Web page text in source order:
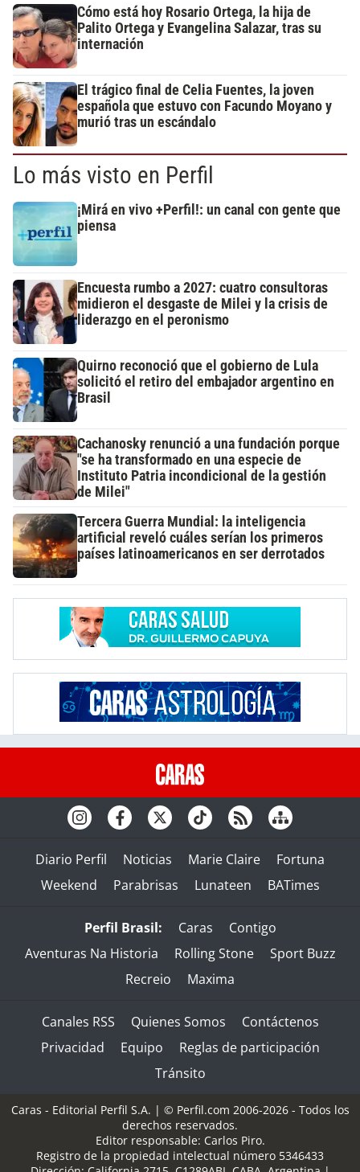
Cómo está hoy Rosario Ortega, la hija de
Palito Ortega y Evangelina Salazar, tras su
internación
El trágico final de Celia Fuentes, la joven
española que estuvo con Facundo Moyano y
murió tras un escándalo
Lo más visto en Perfil
¡Mirá en vivo +Perfil!: un canal con gente que
piensa
Encuesta rumbo a 2027: cuatro consultoras
midieron el desgaste de Milei y la crisis de
liderazgo en el peronismo
Quirno reconoció que el gobierno de Lula
solicitó el retiro del embajador argentino en
Brasil
Cachanosky renunció a una fundación porque
"se ha transformado en una especie de
Instituto Patria incondicional de la gestión
de Milei"
Tercera Guerra Mundial: la inteligencia
artificial reveló cuáles serían los primeros
países latinoamericanos en ser derrotados
Diario Perfil Noticias Marie Claire
Fortuna
Weekend
Parabrisas Lunateen BATimes
Perfil Brasil: Caras
Contigo
Aventuras Na Historia
Rolling Stone
Sport Buzz
Recreio
Maxima
Canales RSS Quienes Somos
Contáctenos
Privacidad
Equipo
Reglas de participación
Tránsito
Caras - Editorial Perfil S.A. | © Perfil.com 2006-2026 - Todos los
derechos reservados.
Editor responsable: Carlos Piro.
Registro de la propiedad intelectual número 5346433